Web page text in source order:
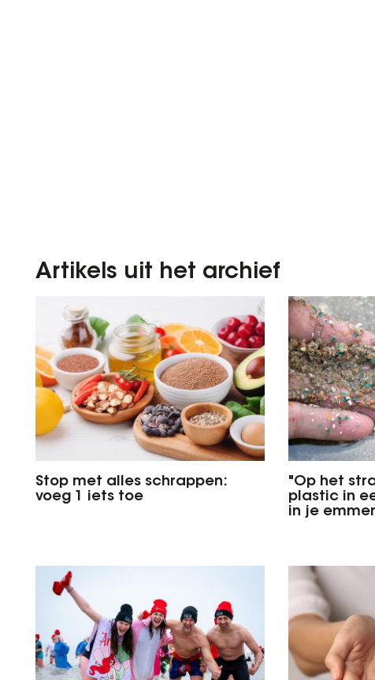
Artikels uit het archief
Stop met alles schrappen:
voeg 1 iets toe
"Op het
plastic in
in je